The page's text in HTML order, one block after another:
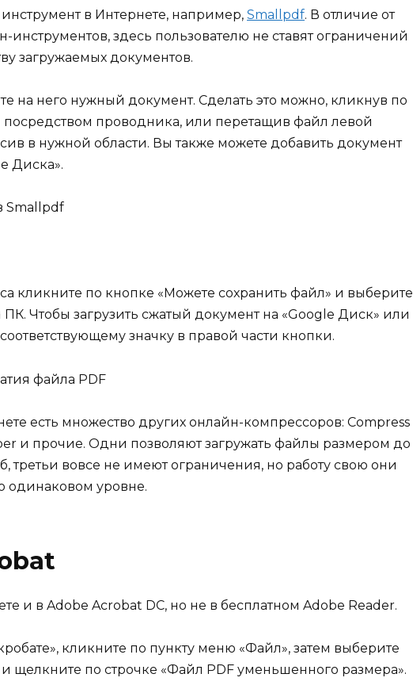
в Интернете, например, Smallpdf. В отличие от
инструментов, здесь пользователю не ставят ограничений
загружаемых документов.
на него нужный документ. Сделать это можно, кликнув по
проводника, или перетащив файл левой
в нужной области. Вы также можете добавить документ
Диска».
кликните по кнопке «Можете сохранить файл» и выберите
Чтобы загрузить сжатый документ на «Google Диск» или
значку в правой части кнопки.
есть множество других онлайн-компрессоров: Compress
и прочие. Одни позволяют загружать файлы размером до
третьи вовсе не имеют ограничения, но работу свою они
одинаковом уровне.
и в Adobe Acrobat DC, но не в бесплатном Adobe Reader.
кликните по пункту меню «Файл», затем выберите
и щелкните по строчке «Файл PDF уменьшенного размера».